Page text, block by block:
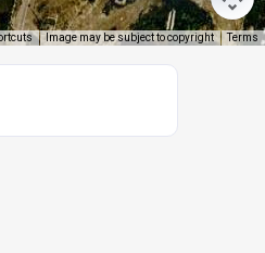
Image may be subject to copyright Terms